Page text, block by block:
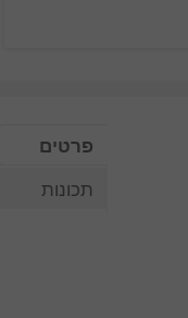
פרטים
תכונות